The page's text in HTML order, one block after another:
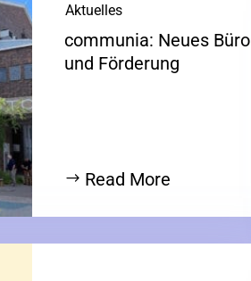
communia: Neues Büro
und Förderung
Aktuelles
Read More